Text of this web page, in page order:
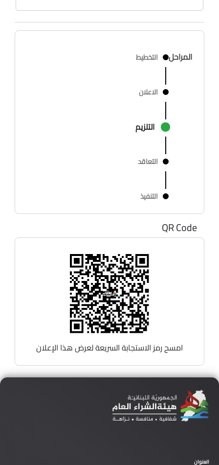
المراحل التخطيط
الاعلان
التلزيم
التعاقد
التنفيذ
QR Code
امسح رمز الاستجابة السريعة لعرض هذا الإعلان
العنوان